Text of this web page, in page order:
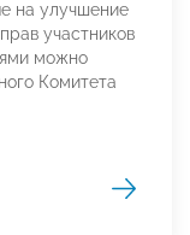
на улучшение
участников
можно
Комитета